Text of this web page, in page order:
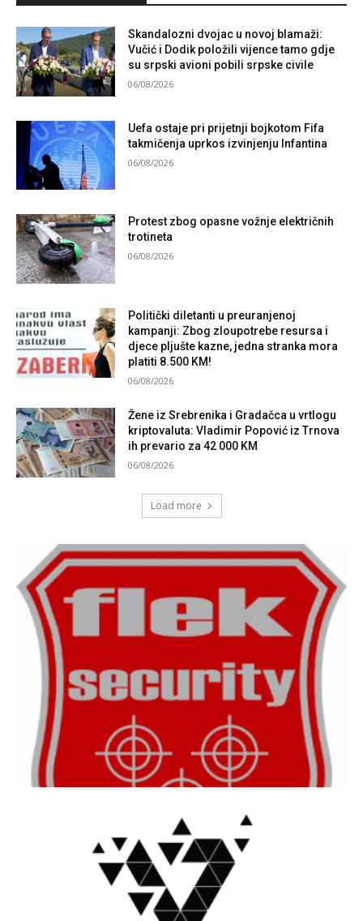
Skandalozni dvojac u novoj blamaži:
Vučić i Dodik položili vijence tamo gdje
su srpski avioni pobili srpske civile
06/08/2026
Uefa ostaje pri prijetnji bojkotom Fifa
takmičenja uprkos izvinjenju Infantina
06/08/2026
Protest zbog opasne vožnje električnih
trotineta
06/08/2026
Politički diletanti u preuranjenoj
kampanji: Zbog zloupotrebe resursa i
djece pljušte kazne, jedna stranka mora
platiti 8.500 KM!
06/08/2026
Žene iz Srebrenika i Gradačca u vrtlogu
kriptovaluta: Vladimir Popović iz Trnova
ih prevario za 42 000 KM
06/08/2026
Load more